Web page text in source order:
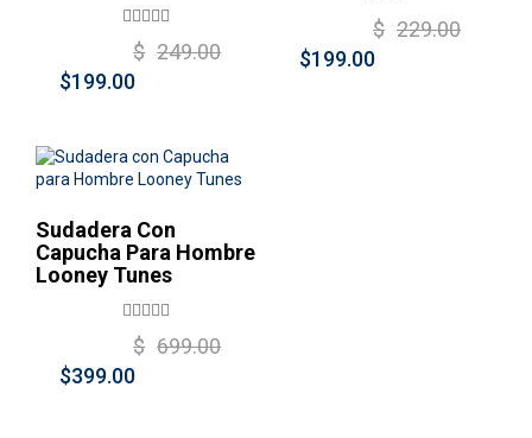
$ 249.00
price
$199.00
price
$ 229.00
price
$199.00
price
Sudadera Con
Capucha Para Hombre
Looney Tunes
$ 699.00
price
$399.00
price